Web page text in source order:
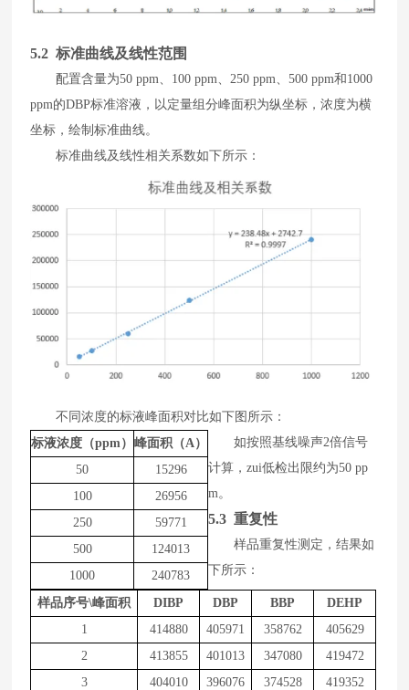
5.2 标准曲线及线性范围
配置含量为50 ppm、 100 ppm、250 ppm、500 ppm和 1000
ppm的DBP标准溶液， 以定量组分峰面积为纵坐标 ，浓度为横
坐标 ，绘制标准曲线。
标准曲线及线性相关系数如下所示 ：
不同浓度的标液峰面积对比如下图所示：
标液浓度（ppm） 峰面积（A）
50
15296
100
26956
250
59771
500
124013
1000
240783
如按照基线噪声2倍信号
计算，zui低检出限约为50 pp
m 。
5.3 重复性
样品重复性测定，结果如
下所示 ：
样品序号\峰面积 DIBP DBP BBP
DEHP
1
414880 405971 358762
405629
2
413855 401013 347080
419472
3
404010 396076 374528
419352